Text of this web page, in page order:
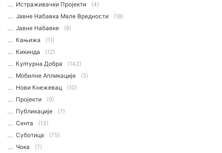
Истраживачки Пројекти
(4)
Јавне Набавка Мале Вредности
(18)
Јавне Набавке
(8)
Кањижа
(11)
Кикинда
(12)
Културна Добра
(142)
Мобилне Апликације
(5)
Нови Кнежевац
(10)
Пројекти
(9)
Публикације
(7)
Сента
(13)
Суботица
(75)
Чока
(7)